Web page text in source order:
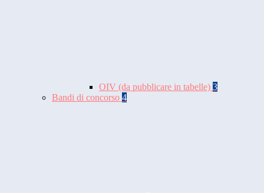
OIV (da pubblicare in tabelle) 3
Bandi di concorso 4